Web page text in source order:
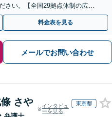
さい。【全国29拠点体制の広域
談可(予約制)】
料金表を見る
メールでお問い合わせ
さや
インタビュ
ーを見る
東京都